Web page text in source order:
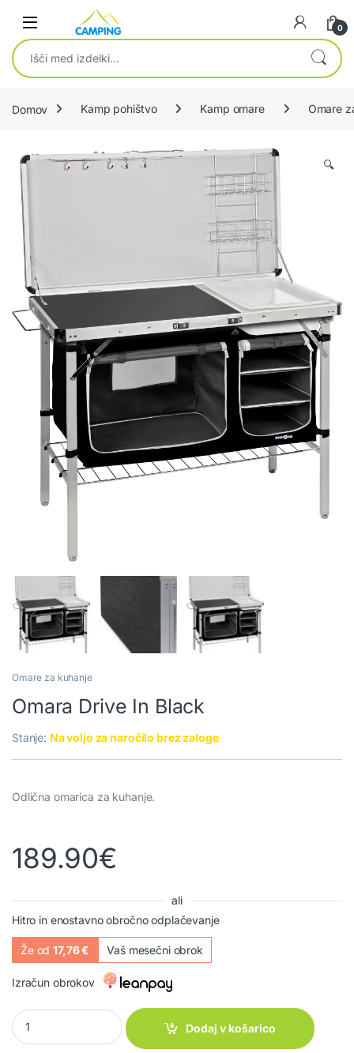
0
Išči:
Domov Kamp pohištvo Kamp omare Omare
🔍
Omare za kuhanje
Omara Drive In Black
Stanje: Na voljo za naročilo brez zaloge
Odlična omarica za kuhanje.
189.90€
ali
Hitro in enostavno obročno odplačevanje
Že od17,76 € Vaš mesečni obrok
Izračun obrokov
Omara Drive In Black quantity
Dodaj v košarico